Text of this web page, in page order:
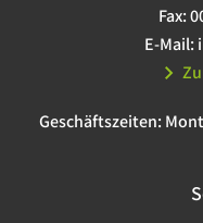
Fax:
E-Mail:
Geschäftszeiten: